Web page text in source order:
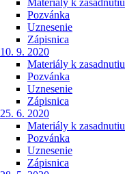
Materiály k zasadnutiu
Pozvánka
Uznesenie
Zápisnica
10. 9. 2020
Materiály k zasadnutiu
Pozvánka
Uznesenie
Zápisnica
25. 6. 2020
Materiály k zasadnutiu
Pozvánka
Uznesenie
Zápisnica